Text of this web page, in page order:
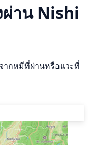
ผ่าน Nishi
ากหมีที่ผ่านหรือแวะที่